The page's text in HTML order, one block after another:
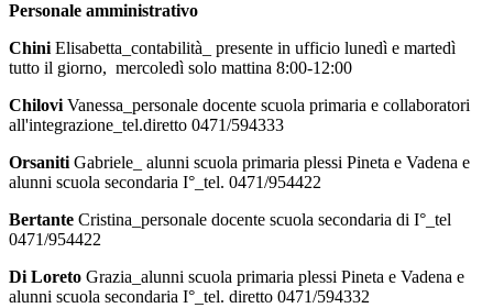
Personale amministrativo
Chini Elisabetta _contabilità_ presente in ufficio lunedì e martedì
tutto il giorno, mercoledì solo mattina 8:00-12:00
Chilovi Vanessa_personale docente scuola primaria e collaboratori
all'integrazione_tel.diretto 0471/594333
Orsaniti Gabriele _ alunni scuola primaria plessi Pineta e Vadena e
alunni scuola secondaria I°_tel. 0471/954422
Bertante Cristina _personale docente scuola secondaria di I°_tel
0471/954422
Di Loreto Grazia_alunni scuola primaria plessi Pineta e Vadena e
alunni scuola secondaria I°_tel. diretto 0471/594332